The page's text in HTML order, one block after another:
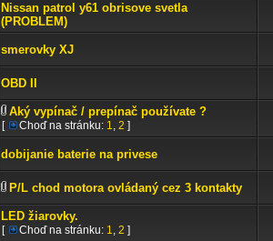
Nissan patrol y61 obrisove svetla
(PROBLEM)
smerovky XJ
OBD II
Aký vypínač / prepínač používate ?
[ Choď na stránku: 1, 2 ]
dobijanie baterie na privese
P/L chod motora ovládaný cez 3 kontakty
LED žiarovky.
[ Choď na stránku: 1, 2 ]